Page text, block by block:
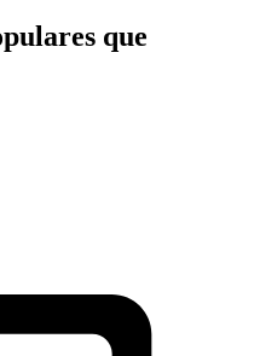
que